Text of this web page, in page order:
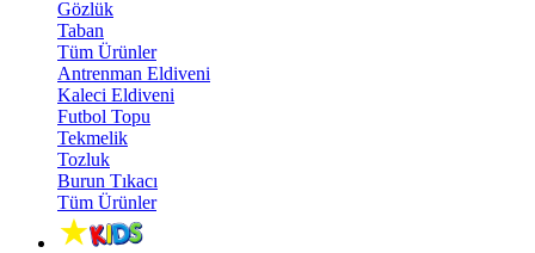
Gözlük
Taban
Tüm Ürünler
Antrenman Eldiveni
Kaleci Eldiveni
Futbol Topu
Tekmelik
Tozluk
Burun Tıkacı
Tüm Ürünler